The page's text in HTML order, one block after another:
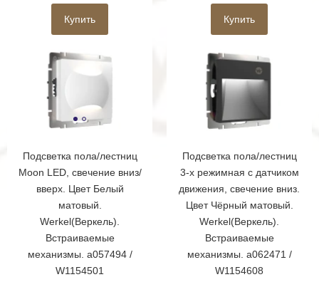
Купить Купить
Подсветка пола/лестниц
Moon LED, свечение вниз/
вверх. Цвет Белый
матовый.
Werkel(Веркель).
Встраиваемые
механизмы. a057494 /
W1154501
Подсветка пола/лестниц
3-х режимная с датчиком
движения, свечение вниз.
Цвет Чёрный матовый.
Werkel(Веркель).
Встраиваемые
механизмы. a062471 /
W1154608